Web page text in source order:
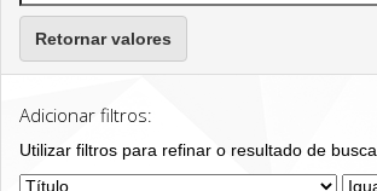
Retornar valores
Adicionar filtros:
Utilizar filtros para refinar o resultado de busca.